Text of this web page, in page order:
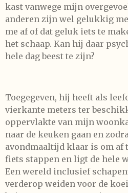
kast vanwege mijn
anderen zijn wel gelukkig
me af of dat geluk iets te
het schaap. Kan hij daar
hele dag beest te zijn?
Toegegeven, hij heeft als
vierkante meters ter
oppervlakte van mijn
naar de keuken gaan en
avondmaaltijd klaar is om af
fiets stappen en ligt de hele
Een wereld inclusief
verderop weiden voor de